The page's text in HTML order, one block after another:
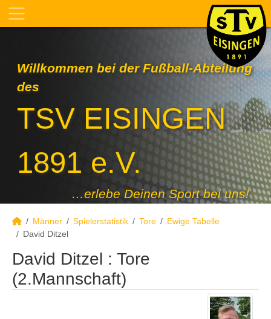
Willkommen bei der Fußball-Abteilung
des
TSV EISINGEN
1891 e.V.
…erlebe Deinen Sport bei uns!
Männer Spielerstatistik Tore
Ewige Tabelle
David Ditzel
David Ditzel : Tore
(2.Mannschaft)